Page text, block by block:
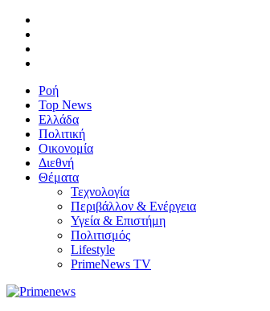
Ροή
Top News
Ελλάδα
Πολιτική
Οικονομία
Διεθνή
Θέματα
Τεχνολογία
Περιβάλλον & Ενέργεια
Υγεία & Επιστήμη
Πολιτισμός
Lifestyle
PrimeNews TV